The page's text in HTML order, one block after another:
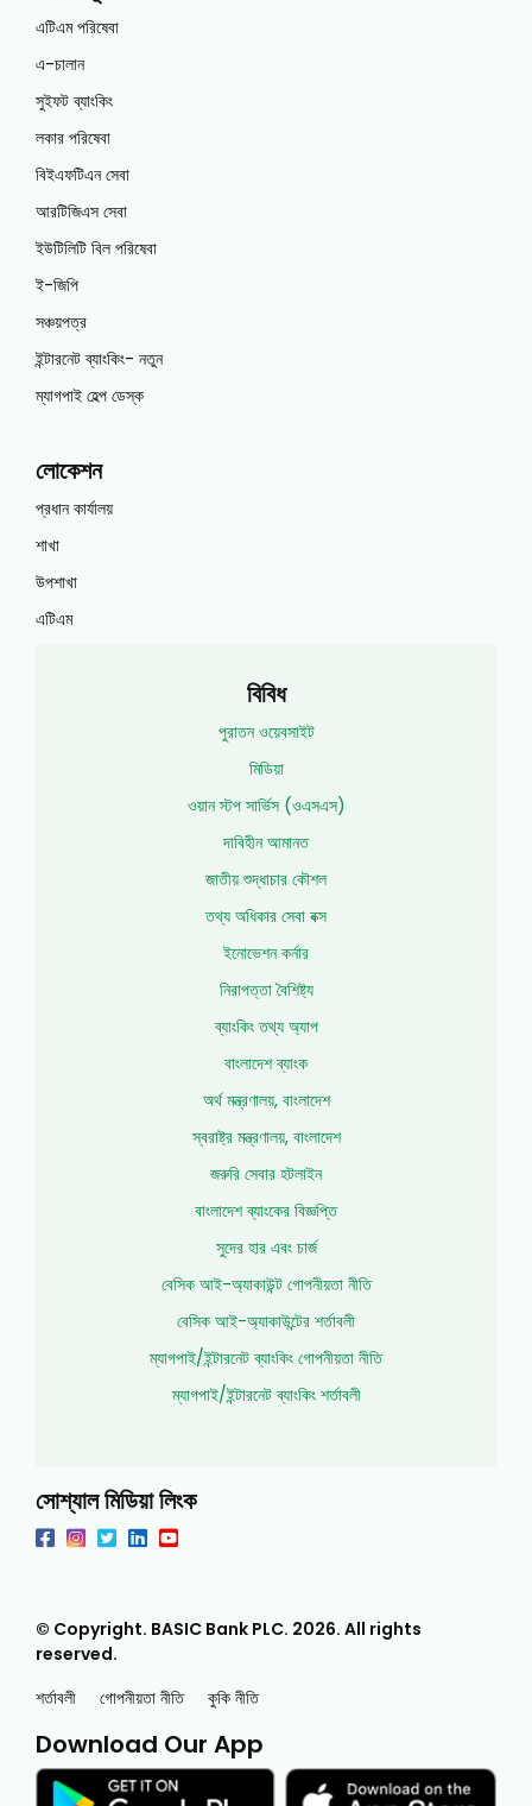
এটিএম পরিষেবা
এ-চালান
সুইফট ব্যাংকিং
লকার পরিষেবা
বিইএফটিএন সেবা
আরটিজিএস সেবা
ইউটিলিটি বিল পরিষেবা
ই-জিপি
সঞ্চয়পত্র
ইন্টারনেট ব্যাংকিং- নতুন
ম্যাগপাই হেল্প ডেস্ক
লোকেশন
প্রধান কার্যালয়
শাখা
উপশাখা
এটিএম
বিবিধ
পুরাতন ওয়েবসাইট
মিডিয়া
ওয়ান স্টপ সার্ভিস (ওএসএস)
দাবিহীন আমানত
জাতীয় শুদ্ধাচার কৌশল
তথ্য অধিকার সেবা বক্স
ইনোভেশন কর্নার
নিরাপত্তা বৈশিষ্ট্য
ব্যাংকিং তথ্য অ্যাপ
বাংলাদেশ ব্যাংক
অর্থ মন্ত্রণালয়, বাংলাদেশ
স্বরাষ্ট্র মন্ত্রণালয়, বাংলাদেশ
জরুরি সেবার হটলাইন
বাংলাদেশ ব্যাংকের বিজ্ঞপ্তি
সুদের হার এবং চার্জ
বেসিক আই-অ্যাকাউন্ট গোপনীয়তা নীতি
বেসিক আই-অ্যাকাউন্টের শর্তাবলী
ম্যাগপাই/ইন্টারনেট ব্যাংকিং গোপনীয়তা নীতি
ম্যাগপাই/ইন্টারনেট ব্যাংকিং শর্তাবলী
সোশ্যাল মিডিয়া লিংক
© Copyright. BASIC Bank PLC. 2026. All rights
reserved.
শর্তাবলী
গোপনীয়তা নীতি কুকি নীতি
Download Our App